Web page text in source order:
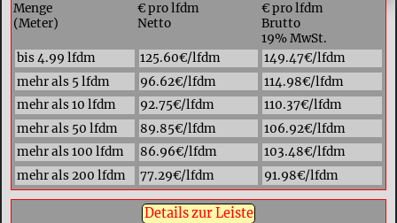
Menge
(Meter)
€ pro lfdm
Netto
€ pro lfdm
Brutto
19% MwSt.
bis 4.99 lfdm
125.60€/lfdm
149.47€/lfdm
mehr als 5 lfdm
96.62€/lfdm
114.98€/lfdm
mehr als 10 lfdm
92.75€/lfdm
110.37€/lfdm
mehr als 50 lfdm
89.85€/lfdm
106.92€/lfdm
mehr als 100 lfdm
86.96€/lfdm
103.48€/lfdm
mehr als 200 lfdm
77.29€/lfdm 91.98€/lfdm
Details zur Leiste